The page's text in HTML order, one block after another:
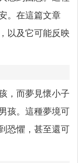
。在這篇文章
以及它可能反映
，而夢見懷小子
孩。這種夢境可
恐懼，甚至還可